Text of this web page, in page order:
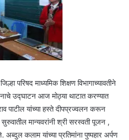
परिषद माध्यमिक शिक्षण विभागाच्यावतीने
उद्घाटन आज मोठ्या थाटात करण्यात
पाटील यांच्या हस्ते दीपप्रज्वलन करून
मान्यवरांनी श्री सरस्वती पूजन ,
कलाम यांच्या प्रतिमांना पुष्पहार अर्पण